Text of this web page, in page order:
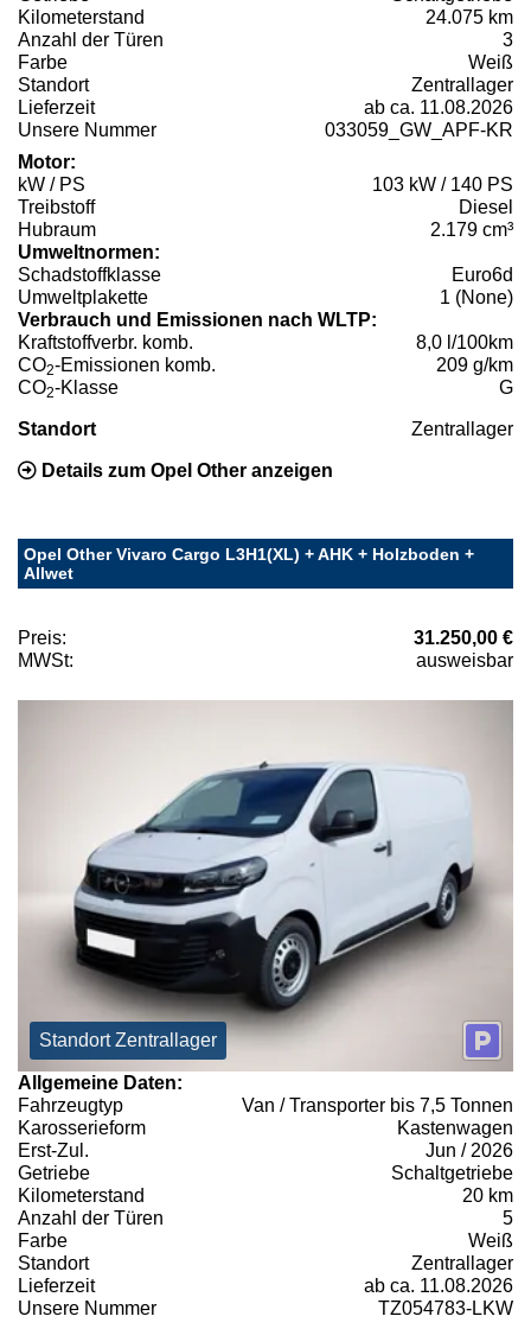
Kilometerstand
24.075 km
Anzahl der Türen
3
Farbe
Weiß
Standort
Zentrallager
Lieferzeit
ab ca. 11.08.2026
Unsere Nummer
033059_GW_APF-KR
Motor:
kW / PS
103 kW / 140 PS
Treibstoff
Diesel
Hubraum
2.179 cm³
Umweltnormen:
Schadstoffklasse
Euro6d
Umweltplakette
1 (None)
Verbrauch und Emissionen nach WLTP:
Kraftstoffverbr. komb.
8,0 l/100km
CO2-Emissionen komb.
209 g/km
CO2-Klasse G
Standort Zentrallager
Details zum Opel Other anzeigen
Opel Other Vivaro Cargo L3H1(XL) + AHK + Holzboden +
Allwet
Preis:
31.250,00 €
MWSt:
ausweisbar
Standort Zentrallager
Allgemeine Daten:
Fahrzeugtyp
Van / Transporter bis 7,5 Tonnen
Karosserieform
Kastenwagen
Erst-Zul.
Jun / 2026
Getriebe
Schaltgetriebe
Kilometerstand
20 km
Anzahl der Türen
5
Farbe
Weiß
Standort
Zentrallager
Lieferzeit
ab ca. 11.08.2026
Unsere Nummer
TZ054783-LKW